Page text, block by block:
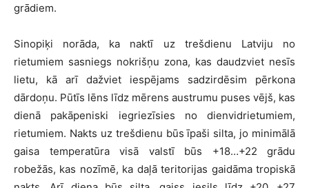
grādiem.
Sinopiķi norāda, ka naktī uz trešdienu Latviju no
rietumiem sasniegs nokrišņu zona, kas daudzviet nesīs
lietu, kā arī dažviet iespējams sadzirdēsim pērkona
dārdoņu. Pūtīs lēns līdz mērens austrumu puses vējš, kas
dienā pakāpeniski iegriezīsies no dienvidrietumiem,
rietumiem. Nakts uz trešdienu būs īpaši silta, jo minimālā
gaisa temperatūra visā valstī būs +18…+22 grādu
robežās, kas nozīmē, ka daļā teritorijas gaidāma tropiskā